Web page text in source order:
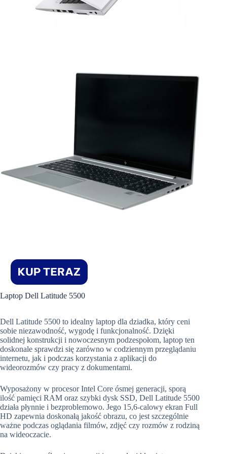
Laptop Dell Latitude 5500
Dell Latitude 5500 to idealny laptop dla dziadka, który ceni
sobie niezawodność, wygodę i funkcjonalność. Dzięki
solidnej konstrukcji i nowoczesnym podzespołom, laptop ten
doskonale sprawdzi się zarówno w codziennym przeglądaniu
internetu, jak i podczas korzystania z aplikacji do
wideorozmów czy pracy z dokumentami.
Wyposażony w procesor Intel Core ósmej generacji, sporą
ilość pamięci RAM oraz szybki dysk SSD, Dell Latitude 5500
działa płynnie i bezproblemowo. Jego 15,6-calowy ekran Full
HD zapewnia doskonałą jakość obrazu, co jest szczególnie
ważne podczas oglądania filmów, zdjęć czy rozmów z rodziną
na wideoczacie.